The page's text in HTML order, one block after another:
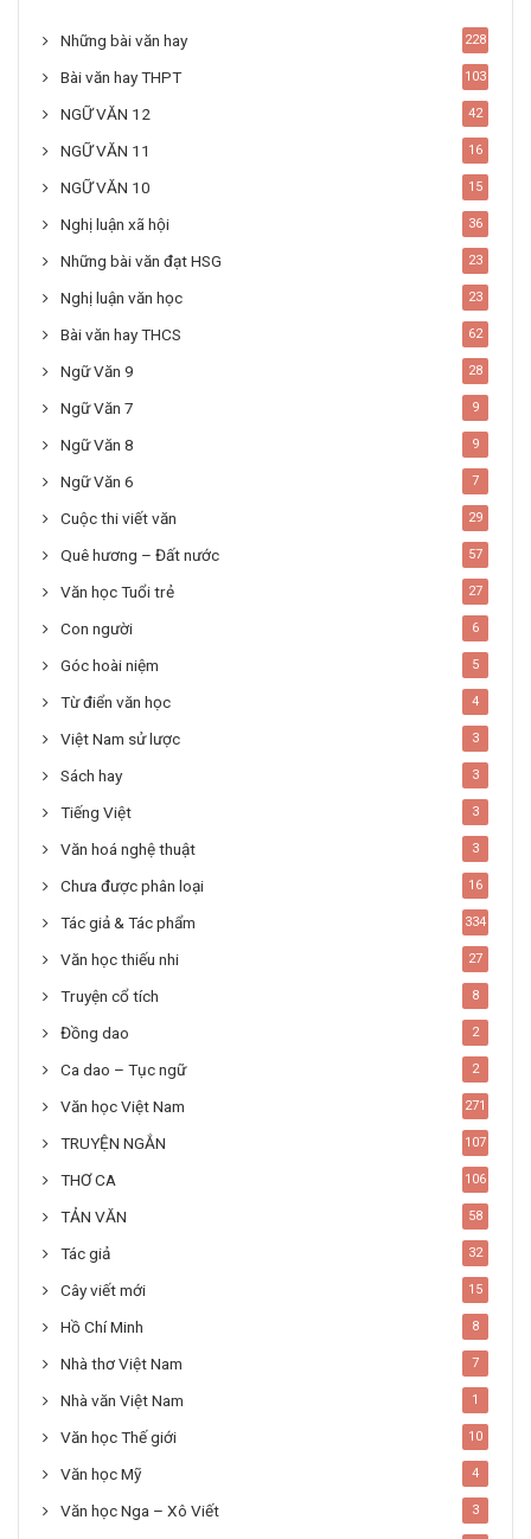
Những bài văn hay 228
Bài văn hay THPT 103
NGỮ VĂN 12 42
NGỮ VĂN 11 16
NGỮ VĂN 10 15
Nghị luận xã hội 36
Những bài văn đạt HSG 23
Nghị luận văn học 23
Bài văn hay THCS 62
Ngữ Văn 9 28
Ngữ Văn 7 9
Ngữ Văn 8 9
Ngữ Văn 6 7
Cuộc thi viết văn 29
Quê hương – Đất nước 57
Văn học Tuổi trẻ 27
Con người 6
Góc hoài niệm 5
Từ điển văn học 4
Việt Nam sử lược 3
Sách hay 3
Tiếng Việt 3
Văn hoá nghệ thuật 3
Chưa được phân loại 16
Tác giả & Tác phẩm 334
Văn học thiếu nhi 27
Truyện cổ tích 8
Đồng dao 2
Ca dao – Tục ngữ 2
Văn học Việt Nam 271
TRUYỆN NGẮN 107
THƠ CA 106
TẢN VĂN 58
Tác giả 32
Cây viết mới 15
Hồ Chí Minh 8
Nhà thơ Việt Nam 7
Nhà văn Việt Nam 1
Văn học Thế giới 10
Văn học Mỹ 4
Văn học Nga – Xô Viết 3